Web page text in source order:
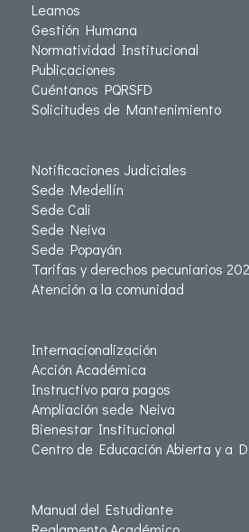
Leamos
Gestión Humana
Normatividad Institucional
Publicaciones
Cuéntanos PQRSFD
Solicitudes de Mantenimiento
Notificaciones Judiciales
Sede Medellín
Sede Cali
Sede Neiva
Sede Popayán
Tarifas y derechos pecuniarios
Atención a la comunidad
Internacionalización
Acción Académica
Instructivo para pagos
Ampliación sede Neiva
Bienestar Institucional
Centro de Educación Abierta y a
Manual del Estudiante